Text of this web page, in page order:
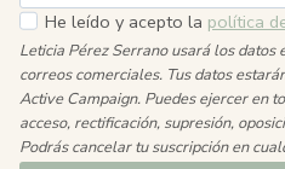
He leído y acepto la política
Leticia Pérez Serrano usará los
correos comerciales. Tus datos
Active Campaign. Puedes ejercer en
acceso, rectificación, supresión,
Podrás cancelar tu suscripción en